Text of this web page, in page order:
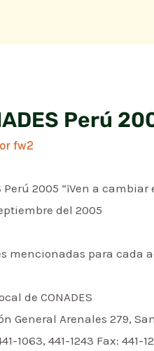
Perú
fw2
Perú 2005 “¡Ven a cambiar
del 2005
mencionadas para cada
de CONADES
General Arenales 279,
1063, 441-1243 Fax: 441-